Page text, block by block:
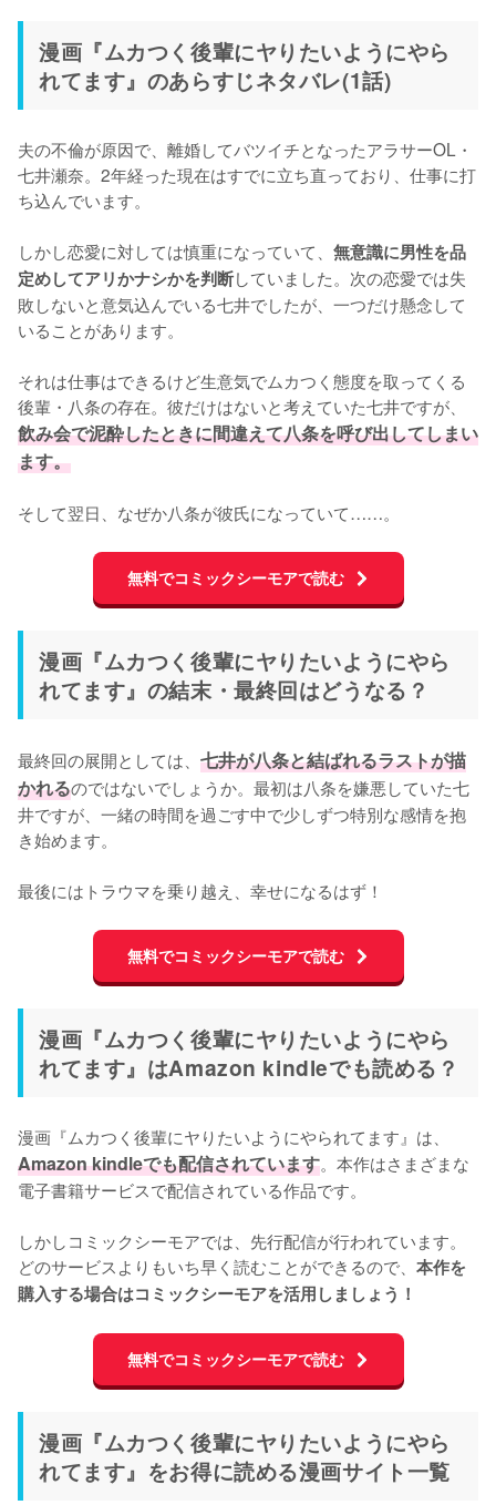
漫画『ムカつく後輩にヤりたいようにやら
れてます』のあらすじネタバレ(1話)
夫の不倫が原因で、離婚してバツイチとなったアラサーOL・
七井瀬奈。2年経った現在はすでに立ち直っており、仕事に打
ち込んでいます。
しかし恋愛に対しては慎重になっていて、 無意識に男性を品
定めしてアリかナシかを判断していました。次の恋愛では失
敗しないと意気込んでいる七井でしたが、一つだけ懸念して
いることがあります。
それは仕事はできるけど生意気でムカつく態度を取ってくる
後輩・八条の存在。彼だけはないと考えていた七井ですが、
飲み会で泥酔したときに間違えて八条を呼び出してしまい
ます。
そして翌日、なぜか八条が彼氏になっていて……。
無料でコミックシーモアで読む
漫画『ムカつく後輩にヤりたいようにやら
れてます』の結末・最終回はどうなる？
最終回の展開としては、 七井が八条と結ばれるラストが描
かれるのではないでしょうか。最初は八条を嫌悪していた七
井ですが、一緒の時間を過ごす中で少しずつ特別な感情を抱
き始めます。
最後にはトラウマを乗り越え、幸せになるはず！
無料でコミックシーモアで読む
漫画『ムカつく後輩にヤりたいようにやら
れてます』はAmazon kindleでも読める？
漫画『ムカつく後輩にヤりたいようにやられてます』は、
Amazon kindleでも配信されています。本作はさまざまな
電子書籍サービスで配信されている作品です。
しかしコミックシーモアでは、先行配信が行われています。
どのサービスよりもいち早く読むことができるので、 本作を
購入する場合はコミックシーモアを活用しましょう！
無料でコミックシーモアで読む
漫画『ムカつく後輩にヤりたいようにやら
れてます』をお得に読める漫画サイト一覧